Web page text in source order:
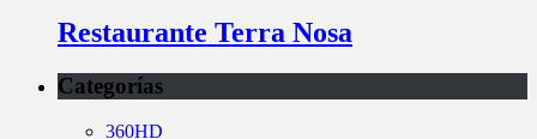
Restaurante Terra Nosa
Categorías
360HD